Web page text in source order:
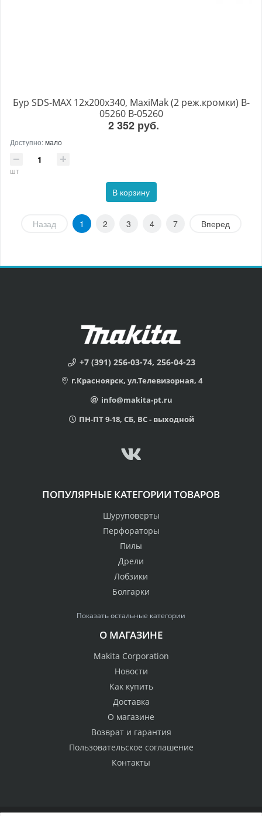
Бур SDS-MAX 12x200x340, MaxiMak (2 реж.кромки) B-
05260 B-05260
2 352 руб.
Доступно:мало
шт
В корзину
Назад 1 2 3 4 7 Вперед
+7 (391) 256-03-74, 256-04-23
г.Красноярск, ул.Телевизорная, 4
info@makita-pt.ru
ПН-ПТ 9-18, СБ, ВС - выходной
ПОПУЛЯРНЫЕ КАТЕГОРИИ ТОВАРОВ
Шуруповерты
Перфораторы
Пилы
Дрели
Лобзики
Болгарки
Показать остальные категории
О МАГАЗИНЕ
Makita Corporation
Новости
Как купить
Доставка
О магазине
Возврат и гарантия
Пользовательское соглашение
Контакты